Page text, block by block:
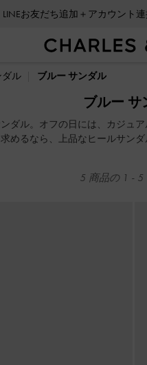
LINEお友だち追加＋アカウント
LINEお友だち追加＋アカウント
ル ブルー サンダル
ブルー サ
ダル。オフの日には、カジュ
めるなら、上品なヒールサン
5 商品の 1 - 5